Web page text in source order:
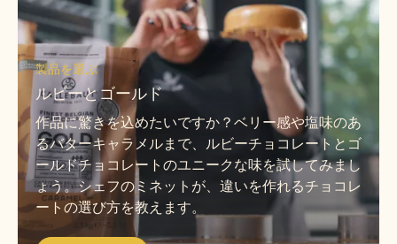
製品を選ぶ
ルビーとゴールド
作品に驚きを込めたいですか？ベリー感や塩味のあ
るバターキャラメルまで、ルビーチョコレートとゴ
ールドチョコレートのユニークな味を試してみまし
ょう。シェフのミネットが、違いを作れるチョコレ
ートの選び方を教えます。
ビ
デ
オ
を
見
る
見
る